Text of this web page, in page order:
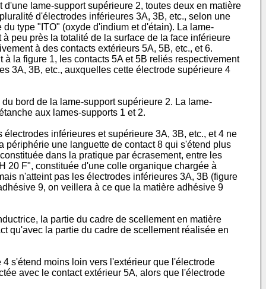
lame-support supérieure 2, toutes deux en matière
d'électrodes inférieures 3A, 3B, etc., selon une
type "ITO" (oxyde d'indium et d'étain). La lame-
peu près la totalité de la surface de la face inférieure
à des contacts extérieurs 5A, 5B, etc., et 6.
la figure 1, les contacts 5A et 5B reliés respectivement
3A, 3B, etc., auxquelles cette électrode supérieure 4
bord de la lame-support supérieure 2. La lame-
aux lames-supports 1 et 2.
inférieures et supérieure 3A, 3B, etc., et 4 ne
périphérie une languette de contact 8 qui s'étend plus
dans la pratique par écrasement, entre les
20 F", constituée d'une colle organique chargée à
n'atteint pas les électrodes inférieures 3A, 3B (figure
9, on veillera à ce que la matière adhésive 9
la partie du cadre de scellement en matière
qu'avec la partie du cadre de scellement réalisée en
s'étend moins loin vers l'extérieur que l'électrode
avec le contact extérieur 5A, alors que l'électrode